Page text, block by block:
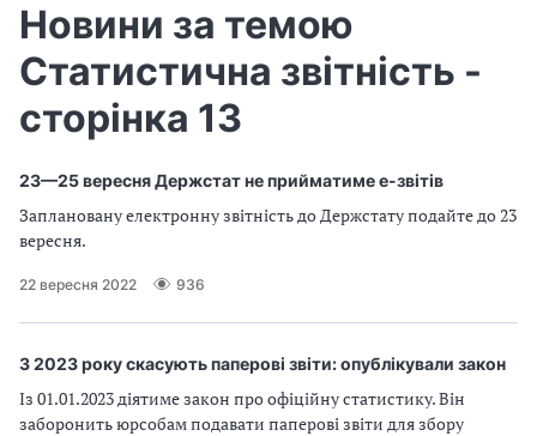
Новини за темою
Статистична звітність -
сторінка 13
23—25 вересня Держстат не прийматиме е-звітів
Заплановану електронну звітність до Держстату подайте до 23
вересня.
22 вересня 2022 936
З 2023 року скасують паперові звіти: опублікували закон
Із 01.01.2023 діятиме закон про офіційну статистику. Він
заборонить юрсобам подавати паперові звіти для збору